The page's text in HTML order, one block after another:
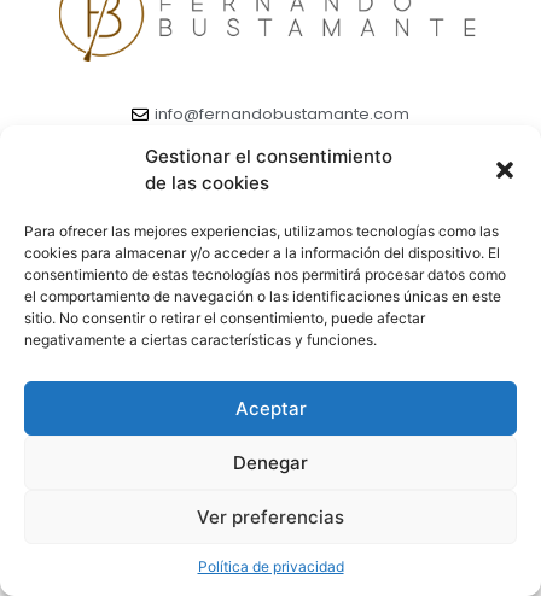
Gestionar el consentimiento
de las cookies
Para ofrecer las mejores experiencias, utilizamos tecnologías como las
cookies para almacenar y/o acceder a la información del dispositivo. El
consentimiento de estas tecnologías nos permitirá procesar datos como
el comportamiento de navegación o las identificaciones únicas en este
sitio. No consentir o retirar el consentimiento, puede afectar
negativamente a ciertas características y funciones.
Aceptar
Denegar
Ver preferencias
Política de privacidad
info@fernandobustamante.com
2025 Fernando Bustamante © 2025
Política de Privacidad Aviso Legal